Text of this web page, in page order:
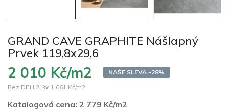
GRAND CAVE GRAPHITE Nášlapný
Prvek 119,8x29,6
2 010 Kč/m2
NAŠE SLEVA -28%
Bez DPH 21%: 1 661 Kč/m2
Katalogová cena: 2 779 Kč/m2